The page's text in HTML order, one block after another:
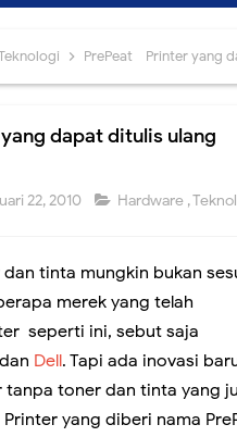
SNPMB tahun 2025, apa
sampai ketinggalan, hari ini
Ikuti Peluncuran Erapor SMA
lewatkan! Pendaftaran
Yuk! Simak Cara Melihat
Pemilihan Mata Pelajaran
yang Berbeda dengan PDSS
PrePeat - Printer yang
dapat ditulis ulang
22, 2010 Hardware ,
tinta mungkin bukan
merek yang telah
seperti ini, sebut saja
dan Dell. Tapi ada inovasi
toner dan tinta yang
yang diberi nama